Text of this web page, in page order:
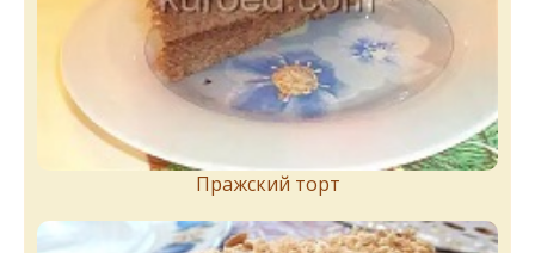
Пражский торт